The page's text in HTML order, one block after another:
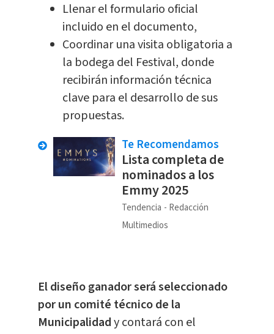
Llenar el formulario oficial
incluido en el documento,
Coordinar una visita obligatoria a
la bodega del Festival, donde
recibirán información técnica
clave para el desarrollo de sus
propuestas.
Te Recomendamos
Lista completa de
nominados a los
Emmy 2025
Tendencia
Redacción
Multimedios
El diseño ganador será seleccionado
por un comité técnico de la
Municipalidady contará con el